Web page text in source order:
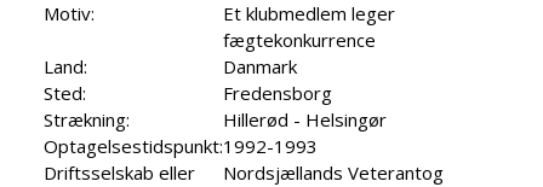
Motiv:
Et klubmedlem leger
fægtekonkurrence
Land:
Danmark
Sted:
Fredensborg
Strækning:
Hillerød - Helsingør
Optagelsestidspunkt:1992-1993
Driftsselskab eller
Nordsjællands Veterantog